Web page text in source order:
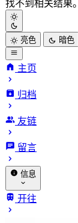
找不到相关结果。
亮色 暗色
主页
归档
友链
留言
信息
关于我
开往